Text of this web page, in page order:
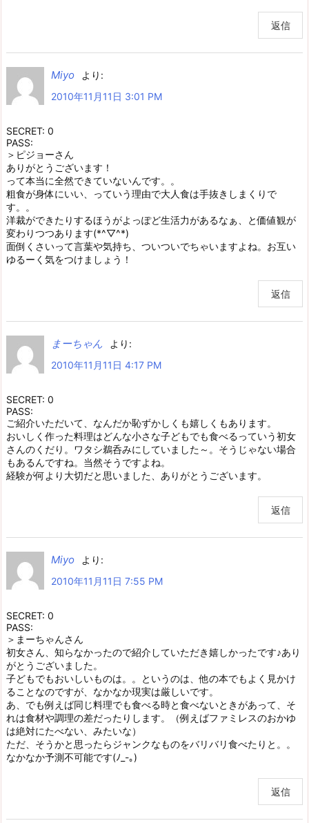
返信
Miyo
より:
2010年11月11日 3:01 PM
SECRET: 0
PASS:
＞ピジョーさん
ありがとうございます！
って本当に全然できていないんです。。
粗食が身体にいい、っていう理由で大人食は手抜きしまくりで
す。。
洋裁ができたりするほうがよっぽど生活力があるなぁ、と価値観が
変わりつつあります(*^▽^*)
面倒くさいって言葉や気持ち、ついついでちゃいますよね。お互い
ゆるーく気をつけましょう！
返信
まーちゃん
より:
2010年11月11日 4:17 PM
SECRET: 0
PASS:
ご紹介いただいて、なんだか恥ずかしくも嬉しくもあります。
おいしく作った料理はどんな小さな子どもでも食べるっていう初女
さんのくだり。ワタシ鵜呑みにしていました～。そうじゃない場合
もあるんですね。当然そうですよね。
経験が何より大切だと思いました、ありがとうございます。
返信
Miyo
より:
2010年11月11日 7:55 PM
SECRET: 0
PASS:
＞まーちゃんさん
初女さん、知らなかったので紹介していただき嬉しかったです♪あり
がとうございました。
子どもでもおいしいものは。。というのは、他の本でもよく見かけ
ることなのですが、なかなか現実は厳しいです。
あ、でも例えば同じ料理でも食べる時と食べないときがあって、そ
れは食材や調理の差だったりします。（例えばファミレスのおかゆ
は絶対にたべない、みたいな）
ただ、そうかと思ったらジャンクなものをバリバリ食べたりと。。
なかなか予測不可能です(ﾉ_-｡)
返信